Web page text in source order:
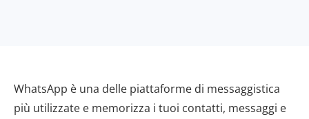
WhatsApp è una delle piattaforme di messaggistica
più utilizzate e memorizza i tuoi contatti, messaggi e